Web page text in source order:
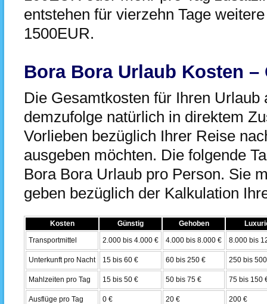
entstehen für vierzehn Tage
1500EUR.
Bora Bora Urlaub Kosten –
Die Gesamtkosten für Ihren Urlaub
demzufolge natürlich in direktem
Vorlieben bezüglich Ihrer Reise
ausgeben möchten. Die folgende
Bora Bora Urlaub pro Person. Sie
geben bezüglich der Kalkulation
Kosten Günstig Gehoben
Transportmittel
2.000 bis 4.000 € 4.000 bis 8.000 € 8.000 bis
Unterkunft pro Nacht 15 bis 60 € 60 bis 250 € 250 bis
Mahlzeiten pro Tag 15 bis 50 € 50 bis 75 € 75 bis 150
Ausflüge pro Tag 0 € 20 € 200 €